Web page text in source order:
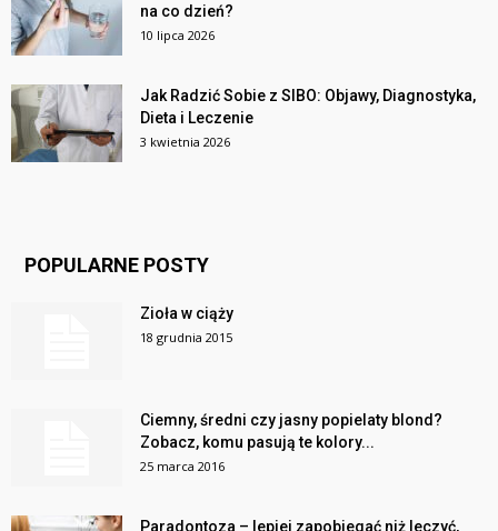
na co dzień?
10 lipca 2026
Jak Radzić Sobie z SIBO: Objawy, Diagnostyka,
Dieta i Leczenie
3 kwietnia 2026
POPULARNE POSTY
Zioła w ciąży
18 grudnia 2015
Ciemny, średni czy jasny popielaty blond?
Zobacz, komu pasują te kolory...
25 marca 2016
Paradontoza – lepiej zapobiegać niż leczyć,